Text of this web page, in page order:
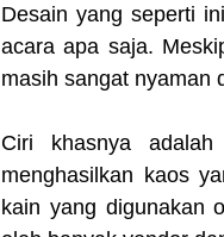
Desain yang seperti
acara apa saja.
masih sangat nyaman
Ciri khasnya
menghasilkan kaos
kain yang digunakan